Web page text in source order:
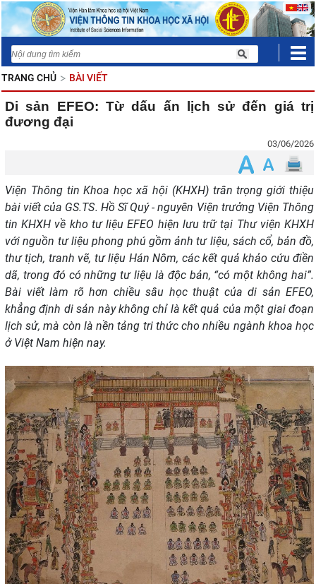
TRANG CHỦ BÀI VIẾT
Di sản EFEO: Từ dấu ấn lịch sử đến giá trị
đương đại
03/06/2026
Viện Thông tin Khoa học xã hội (KHXH) trân trọng giới thiệu
bài viết của GS.TS. Hồ Sĩ Quý - nguyên Viện trưởng Viện Thông
tin KHXH về kho tư liệu EFEO hiện lưu trữ tại Thư viện KHXH
với nguồn tư liệu phong phú gồm ảnh tư liệu, sách cổ, bản đồ,
thư tịch, tranh vẽ, tư liệu Hán Nôm, các kết quả khảo cứu điền
dã, trong đó có những tư liệu là độc bản, “có một không hai”.
Bài viết làm rõ hơn chiều sâu học thuật của di sản EFEO,
khẳng định di sản này không chỉ là kết quả của một giai đoạn
lịch sử, mà còn là nền tảng tri thức cho nhiều ngành khoa học
ở Việt Nam hiện nay.